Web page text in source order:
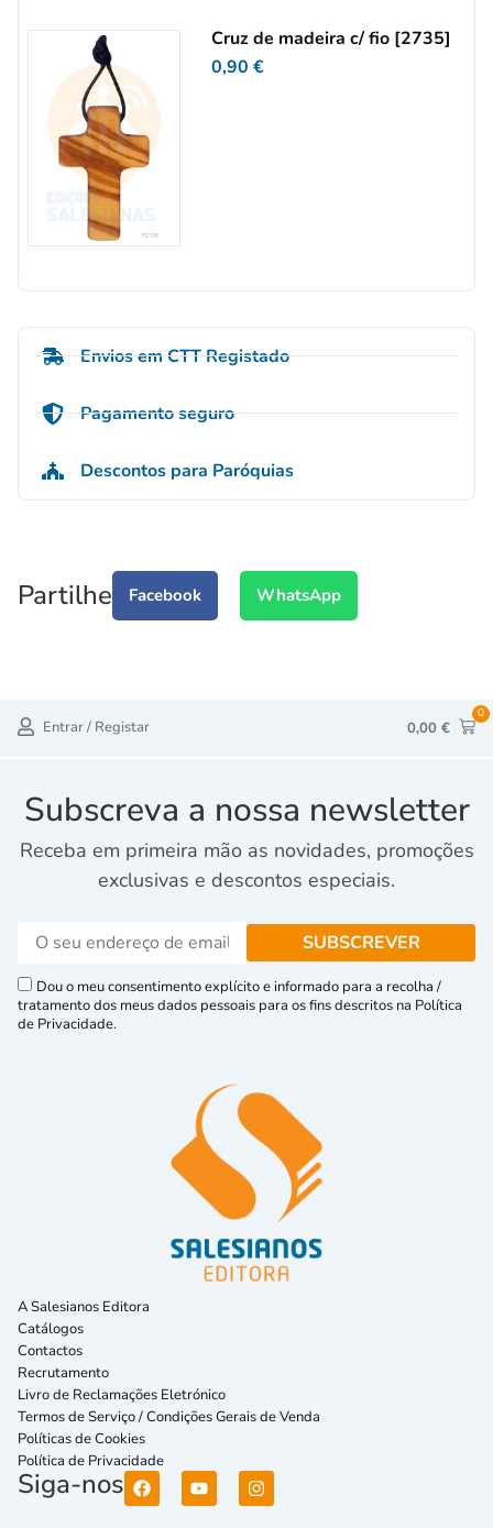
Cruz de madeira c/ fio [2735]
0,90€
Envios em CTT Registado
Pagamento seguro
Descontos para Paróquias
Partilhe Facebook WhatsApp
Entrar / Registar 0,00 €
0
Subscreva a nossa newsletter
Receba em primeira mão as novidades, promoções
exclusivas e descontos especiais.
Dou o meu consentimento explícito e informado para a recolha /
tratamento dos meus dados pessoais para os fins descritos na Política
de Privacidade.
A Salesianos Editora
Catálogos
Contactos
Recrutamento
Livro de Reclamações Eletrónico
Termos de Serviço / Condições Gerais de Venda
Políticas de Cookies
Política de Privacidade
Siga-nos